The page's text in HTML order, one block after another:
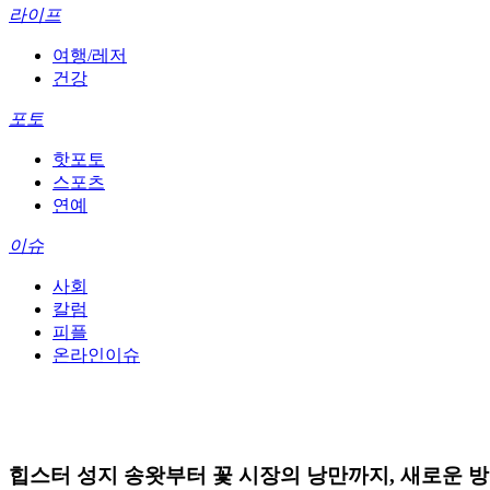
라이프
여행/레저
건강
포토
핫포토
스포츠
연예
이슈
사회
칼럼
피플
온라인이슈
힙스터 성지 송왓부터 꽃 시장의 낭만까지, 새로운